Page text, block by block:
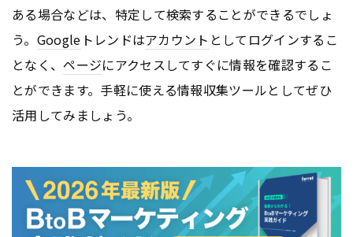
ある場合などは、特定して検索することができるでしょ
う。 Google トレンドはアカウント としてログインするこ
となく、ページにアクセスしてすぐに情報を確認するこ
とができます。手軽に使える情報収集ツールとしてぜひ
活用してみましょう。